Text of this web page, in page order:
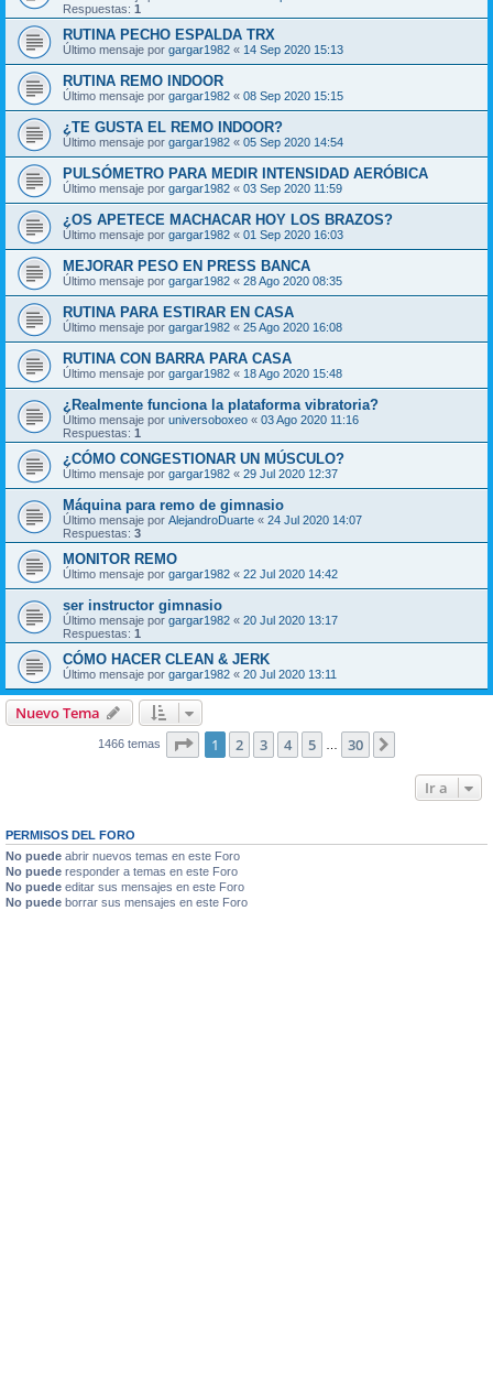
Respuestas: 1
RUTINA PECHO ESPALDA TRX
Último mensaje por gargar1982 « 14 Sep 2020 15:13
RUTINA REMO INDOOR
Último mensaje por gargar1982 « 08 Sep 2020 15:15
¿TE GUSTA EL REMO INDOOR?
Último mensaje por gargar1982 « 05 Sep 2020 14:54
PULSÓMETRO PARA MEDIR INTENSIDAD AERÓBICA
Último mensaje por gargar1982 « 03 Sep 2020 11:59
¿OS APETECE MACHACAR HOY LOS BRAZOS?
Último mensaje por gargar1982 « 01 Sep 2020 16:03
MEJORAR PESO EN PRESS BANCA
Último mensaje por gargar1982 « 28 Ago 2020 08:35
RUTINA PARA ESTIRAR EN CASA
Último mensaje por gargar1982 « 25 Ago 2020 16:08
RUTINA CON BARRA PARA CASA
Último mensaje por gargar1982 « 18 Ago 2020 15:48
¿Realmente funciona la plataforma vibratoria?
Último mensaje por universoboxeo « 03 Ago 2020 11:16
Respuestas: 1
¿CÓMO CONGESTIONAR UN MÚSCULO?
Último mensaje por gargar1982 « 29 Jul 2020 12:37
Máquina para remo de gimnasio
Último mensaje por AlejandroDuarte « 24 Jul 2020 14:07
Respuestas: 3
MONITOR REMO
Último mensaje por gargar1982 « 22 Jul 2020 14:42
ser instructor gimnasio
Último mensaje por gargar1982 « 20 Jul 2020 13:17
Respuestas: 1
CÓMO HACER CLEAN & JERK
Último mensaje por gargar1982 « 20 Jul 2020 13:11
Nuevo Tema
1466 temas Página de 30
1 2 3 4 5 30
Ir a
PERMISOS DEL FORO
No puede abrir nuevos temas en este Foro
No puede responder a temas en este Foro
No puede editar sus mensajes en este Foro
No puede borrar sus mensajes en este Foro